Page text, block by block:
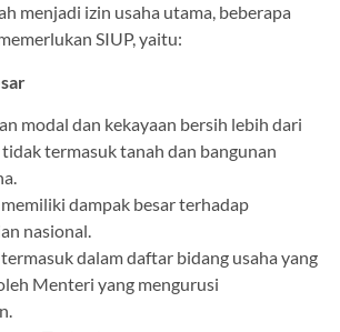
menjadi izin usaha utama, beberapa
SIUP, yaitu:
modal dan kekayaan bersih lebih dari
termasuk tanah dan bangunan
dampak besar terhadap
nasional.
dalam daftar bidang usaha yang
Menteri yang mengurusi